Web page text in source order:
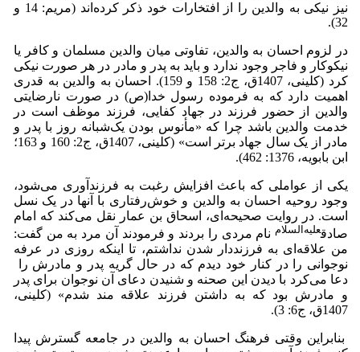
نیز نیکی به والدین را از افتخارات خود ذکر کرده‌اند (مریم: 14 و
32).
در لزوم احسان به والدین، تفاوتی میان والدین مسلمان و کافر یا
نیکوکار و فاجر وجود ندارد و باید به پدر و مادر در هر صورت نیکی
کرد (کلینی، 1407ق، ج2: 158 و 159). احسان به والدین به قدری
اهمیت دارد که به فرموده رسول خدا(ص) در صورت نارضایتی
والدین از حضور فرزند در جهاد کفایی، فرزند موظف است در
خدمت والدین باشد چرا که «مأنوس بودن یک‌شبانه روز با پدر و
مادر از یک سال جهاد برتر است» (کلینی، 1407ق، ج2: 160 و 163؛
ابن بابویه، 1376: 462).
یکی از عواملی که باعث افزایش رغبت به فرزندآوری می‌شود،
وجود روحیه احسان به والدین و خوش‌رفتاری با آنها در یک نسل
است. در روایت صحیحه‌ای، اسحاق بن عمار نقل می‌کند که امام
صادقعلیه‌السلام نام مردى را بردند و فرمودند آن مرد به من گفت:
من علاقه‌اى به فرزنددار شدن نداشتم، تا اینکه روزى در عرفه
نوجوانی را در کنار خود دیدم که در حال گریه پدر و مادرش را
دعا مى‌کرد با دیدن این صحنه و شنیدن دعای آن نوجوان برای پدر
و مادرش بود که به داشتن فرزند علاقه مند شدم» (کلینی،
1407ق، ج6: 3).
بنابراین وقتی فرهنگ احسان به والدین در جامعه گسترش پیدا